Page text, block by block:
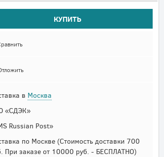
КУПИТЬ
в Москва
«СДЭК»
Russian Post»
по Москве (Стоимость доставки 700
При заказе от 10000 руб. - БЕСПЛАТНО)